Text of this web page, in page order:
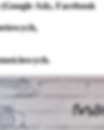
Ads, Facebook